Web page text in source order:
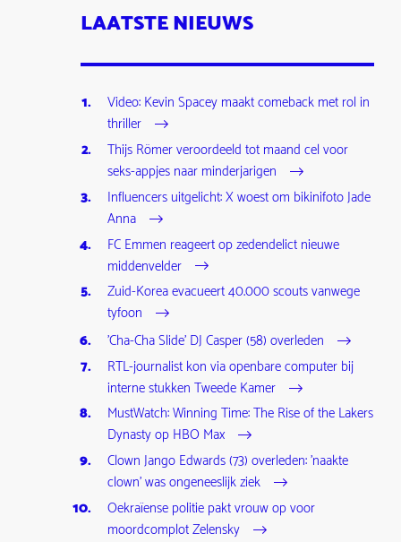
LAATSTE NIEUWS
Video: Kevin Spacey maakt comeback met rol in
thriller
Thijs Römer veroordeeld tot maand cel voor
seks-appjes naar minderjarigen
Influencers uitgelicht: X woest om bikinifoto Jade
Anna
FC Emmen reageert op zedendelict nieuwe
middenvelder
Zuid-Korea evacueert 40.000 scouts vanwege
tyfoon
'Cha-Cha Slide' DJ Casper (58) overleden
RTL-journalist kon via openbare computer bij
interne stukken Tweede Kamer
MustWatch: Winning Time: The Rise of the Lakers
Dynasty op HBO Max
Clown Jango Edwards (73) overleden: 'naakte
clown' was ongeneeslijk ziek
Oekraïense politie pakt vrouw op voor
moordcomplot Zelensky